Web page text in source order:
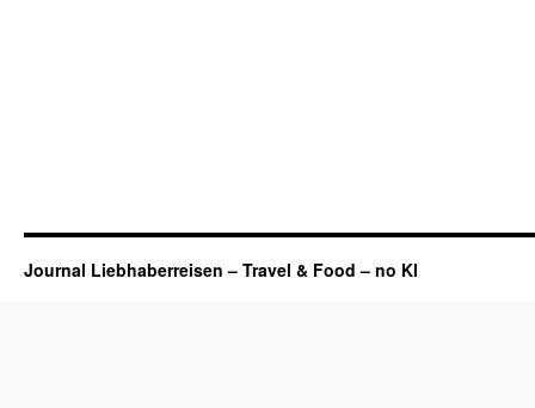
Journal Liebhaberreisen – Travel & Food – no KI